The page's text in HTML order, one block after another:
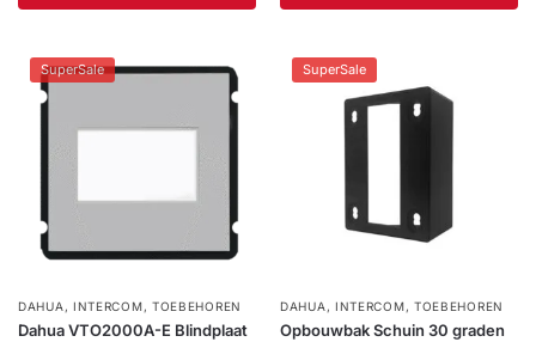
SuperSale
DAHUA , INTERCOM, TOEBEHOREN
Dahua VTO2000A-E Blindplaat
SuperSale
DAHUA , INTERCOM, TOEBEHOREN
Opbouwbak Schuin 30 graden